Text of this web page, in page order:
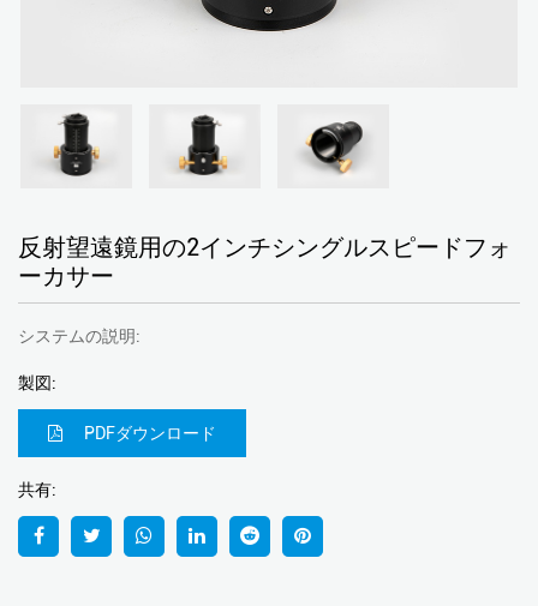
反射望遠鏡用の2インチシングルスピードフォ
ーカサー
システムの説明:
製図:
PDFダウンロード
共有: